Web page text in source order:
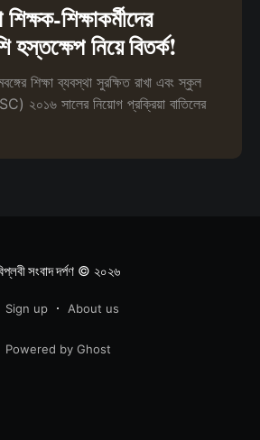
শিক্ষাকর্মীদের
হস্তক্ষেপ নিয়ে বিতর্ক!
শিক্ষা ব্যবস্থা সুরক্ষিত রাখা এবং স্কুল
২০১৬ সালের নিয়োগ প্রক্রিয়া বাতিলের
সংবাদ দর্পণ© ২০২৬
Sign up About us
Powered by Ghost